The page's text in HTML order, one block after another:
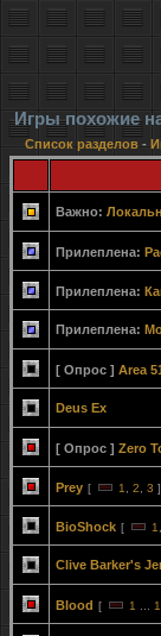
Игры похожие
Список разделов -
Важно:
Прилеплена:
Прилеплена:
Прилеплена:
[ Опрос ] Area
Deus Ex
[ Опрос ] Zero
Prey [ 1 2 3 ]
BioShock [ 1
Clive Barker's
Blood [ 1